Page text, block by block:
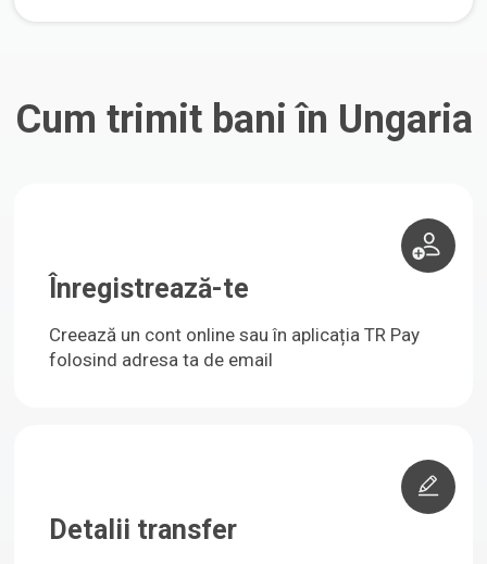
Cum trimit bani în Ungaria
Înregistrează-te
Creează un cont online sau în aplicația TR Pay
folosind adresa ta de email
Detalii transfer